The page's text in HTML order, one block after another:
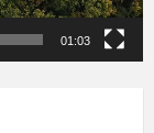
01:03